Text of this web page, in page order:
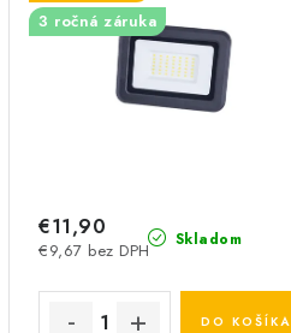
3 ročná záruka
Skladom
€9,67 bez DPH
€11,90
DO KOŠÍKA